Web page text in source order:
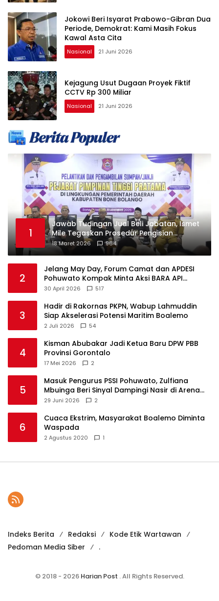
Jokowi Beri Isyarat Prabowo-Gibran Dua
Periode, Demokrat: Kami Masih Fokus
Kawal Asta Cita
Nasional 21 Juni 2026
Kejagung Usut Dugaan Proyek Fiktif
CCTV Rp 300 Miliar
Nasional 21 Juni 2026
1
Jawab Tudingan Jual Beli Jabatan, Ismet
Mile Tegaskan Prosedur Pengisian
Jabatan
18 Maret 2026 964
2
Jelang May Day, Forum Camat dan APDESI
Pohuwato Kompak Minta Aksi BARA API
Ditunda
30 April 2026 517
3
Hadir di Rakornas PKPN, Wabup Lahmuddin
Siap Akselerasi Potensi Maritim Boalemo
2 Juli 2026 54
4
Kisman Abubakar Jadi Ketua Baru DPW PBB
Provinsi Gorontalo
17 Mei 2026 2
5
Masuk Pengurus PSSI Pohuwato, Zulfiana
Mbuinga Beri Sinyal Dampingi Nasir di Arena
Politik ?
29 Juni 2026 2
6
Cuaca Ekstrim, Masyarakat Boalemo Diminta
Waspada
2 Agustus 2020 1
Indeks Berita Redaksi
Kode Etik Wartawan
Pedoman Media Siber
.
© 2018 - 2026 Harian Post . All Rights Reserved.